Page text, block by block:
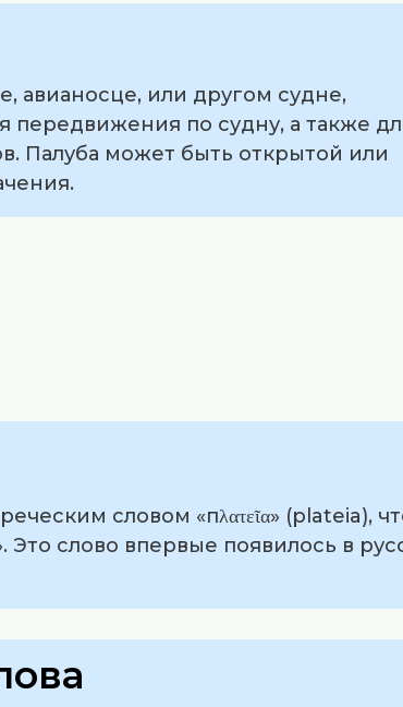
авианосце, или другом судне,
передвижения по судну, а также
Палуба может быть открытой или
словом «пλατεῖα» (plateia),
слово впервые появилось в